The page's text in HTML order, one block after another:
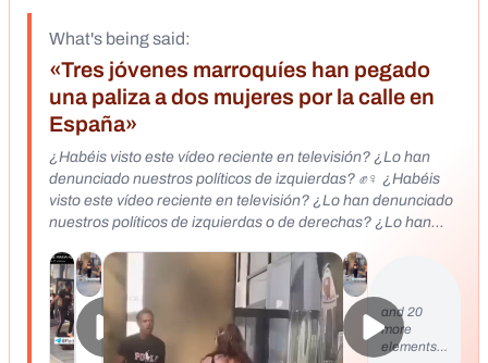
What's being said:
«Tres jóvenes marroquíes han pegado
una paliza a dos mujeres por la calle en
España»
¿Habéis visto este vídeo reciente en televisión? ¿Lo han
denunciado nuestros políticos de izquierdas? ✊♀️ ¿Habéis
visto este vídeo reciente en televisión? ¿Lo han denunciado
nuestros políticos de izquierdas o de derechas? ¿Lo han
feministas como Yolanda Díaz, Irene Montero o Pedro
Sánchez se han manifestado masivamente en su contra? ➡️
No, por que no ha sido un PIQUITO💋 COMO EL DE
RUBIALES y por que no han sido whatsapps de unos
chavales españoles de cachondeo con tono machista en un
and 20
more
elements…